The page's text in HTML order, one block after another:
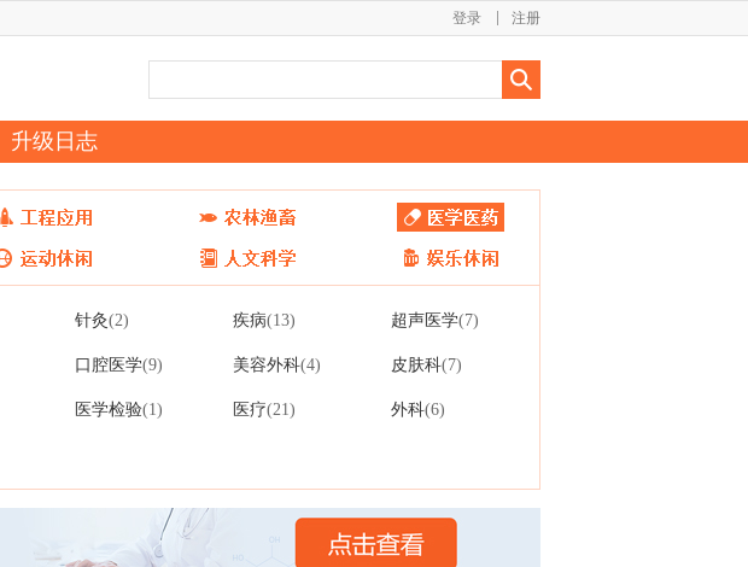
注册
登录
升级日志
针灸(2) 疾病(13) 超声医学(7)
口腔医学(9) 美容外科(4) 皮肤科(7)
医学检验(1) 医疗(21) 外科(6)